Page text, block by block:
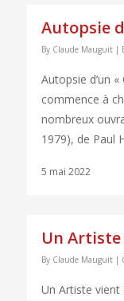
Autopsie
By Claude Mauguit |
Autopsie d’un
commence à
nombreux
1979), de Paul
5 mai 2022
Un
By Claude Mauguit |
Un Artiste